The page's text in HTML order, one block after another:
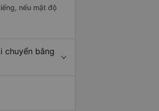
nếu mật độ
chuyển bằng